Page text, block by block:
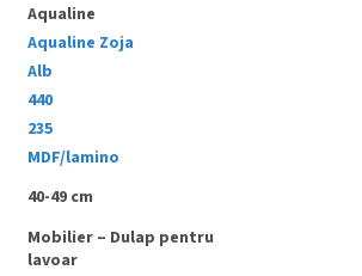
Aqualine
Aqualine Zoja
Alb
440
235
MDF/lamino
40-49 cm
Mobilier – Dulap pentru
lavoar